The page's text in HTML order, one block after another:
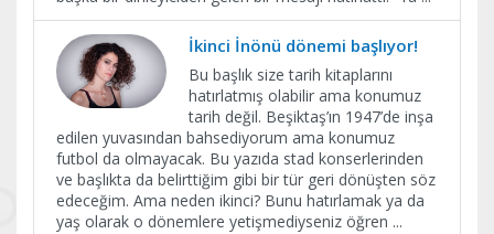
İkinci İnönü dönemi başlıyor!
Bu başlık size tarih kitaplarını
hatırlatmış olabilir ama konumuz
tarih değil. Beşiktaş’ın 1947’de inşa
edilen yuvasından bahsediyorum ama konumuz
futbol da olmayacak. Bu yazıda stad konserlerinden
ve başlıkta da belirttiğim gibi bir tür geri dönüşten söz
edeceğim. Ama neden ikinci? Bunu hatırlamak ya da
yaş olarak o dönemlere yetişmediyseniz öğren ...